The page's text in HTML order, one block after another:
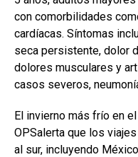
con comorbilidades
cardíacas. Síntomas
seca persistente, dolor
dolores musculares y
casos severos,
El invierno más frío en
OPSalerta que los
al sur, incluyendo